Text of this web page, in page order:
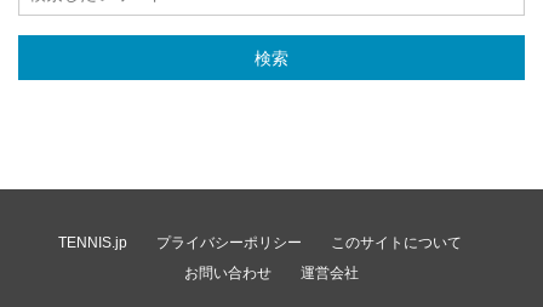
TENNIS.jp プライバシーポリシー
このサイトについて
お問い合わせ
運営会社